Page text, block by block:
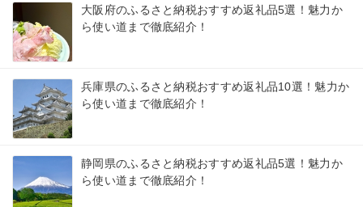
大阪府のふるさと納税おすすめ返礼品5選！魅力か
ら使い道まで徹底紹介！
兵庫県のふるさと納税おすすめ返礼品10選！魅力か
ら使い道まで徹底紹介！
静岡県のふるさと納税おすすめ返礼品5選！魅力か
ら使い道まで徹底紹介！